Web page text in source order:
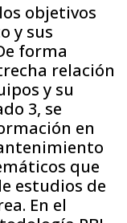
objetivos
y sus
forma
relación
y su
3, se
en
que
estudios de
En el